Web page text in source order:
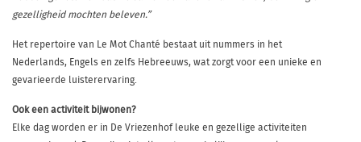
gezelligheid mochten beleven.”
Het repertoire van Le Mot Chanté bestaat uit nummers in het
Nederlands, Engels en zelfs Hebreeuws, wat zorgt voor een unieke en
gevarieerde luisterervaring.
Ook een activiteit bijwonen?
Elke dag worden er in De Vriezenhof leuke en gezellige activiteiten